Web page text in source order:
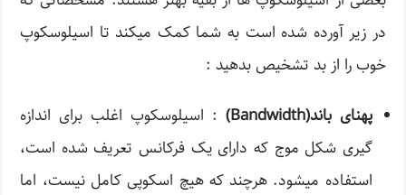
در زیر آورده شده است به شما کمک میکند تا اسیلوسکوپ
خوب را از بد تشخیص بدهید :
پهنای باند(Bandwidth)
: اسیلوسکوپ اغلب برای اندازه
گیری شکل موج که دارای یک فرکانس تعریف شده است،
استفاده میشود. هرچند که هیچ اسکوپی کامل نیست، اما